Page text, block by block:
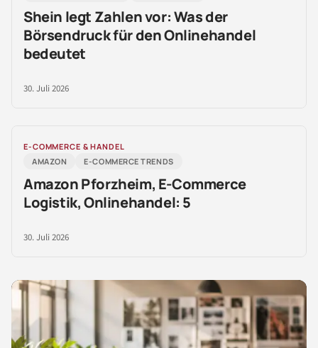
Shein legt Zahlen vor: Was der
Börsendruck für den Onlinehandel
bedeutet
30. Juli 2026
E-COMMERCE & HANDEL
AMAZON
E-COMMERCE TRENDS
Amazon Pforzheim, E-Commerce
Logistik, Onlinehandel: 5
30. Juli 2026